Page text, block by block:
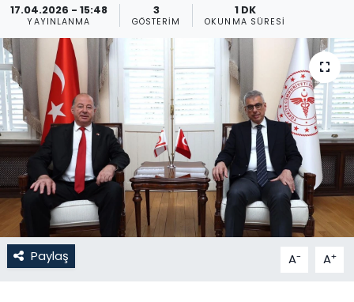
17.04.2026 - 15:48
YAYINLANMA
3
GÖSTERIM
1 DK
OKUNMA SÜRESI
Paylaş A- A+
Gündem
KKTC
KKTC YEREL SEÇİM 2018
Kültür Sanat
Magazin
Moda
Nöbetçi Eczaneler